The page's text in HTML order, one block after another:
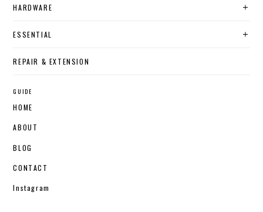
HARDWARE
ESSENTIAL
REPAIR & EXTENSION
GUIDE
HOME
ABOUT
BLOG
CONTACT
Instagram